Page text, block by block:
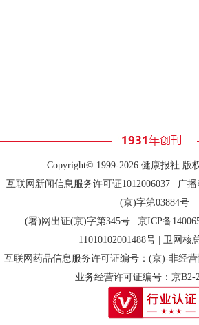
Copyright© 1999-2026 健康报社 版
互联网新闻信息服务许可证1012006037 | 广
(京)字第03884号
(署)网出证(京)字第345号 | 京ICP备
11010102001488号 | 卫网核
互联网药品信息服务许可证编号：(京)-非经
业务经营许可证编号：京B2-